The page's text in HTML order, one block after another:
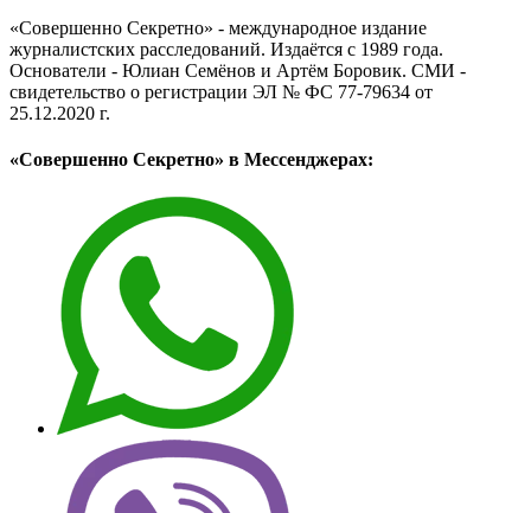
«Совершенно Секретно» - международное издание
журналистских расследований. Издаётся с 1989 года.
Основатели - Юлиан Семёнов и Артём Боровик. CМИ -
свидетельство о регистрации ЭЛ № ФС 77-79634 от
25.12.2020 г.
«Совершенно Секретно» в Мессенджерах: